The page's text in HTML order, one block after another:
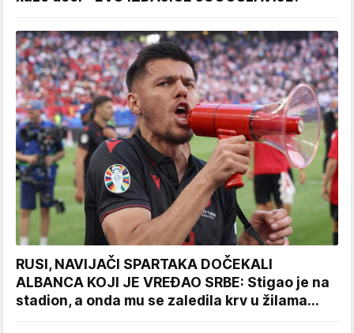
RUSI, NAVIJAČI SPARTAKA DOČEKALI
ALBANCA KOJI JE VREĐAO SRBE: Stigao je na
stadion, a onda mu se zaledila krv u žilama...